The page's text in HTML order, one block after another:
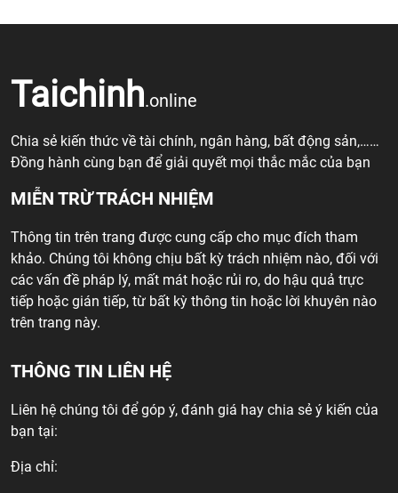
Taichinh.online
Chia sẻ kiến thức về tài chính, ngân hàng, bất động sản,……
Đồng hành cùng bạn để giải quyết mọi thắc mắc của bạn
MIỄN TRỪ TRÁCH NHIỆM
Thông tin trên trang được cung cấp cho mục đích tham
khảo. Chúng tôi không chịu bất kỳ trách nhiệm nào, đối với
các vấn đề pháp lý, mất mát hoặc rủi ro, do hậu quả trực
tiếp hoặc gián tiếp, từ bất kỳ thông tin hoặc lời khuyên nào
trên trang này.
THÔNG TIN LIÊN HỆ
Liên hệ chúng tôi để góp ý, đánh giá hay chia sẻ ý kiến của
bạn tại:
Địa chỉ: